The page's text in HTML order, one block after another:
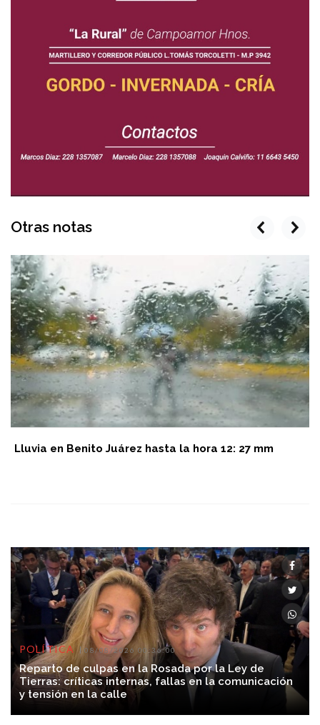
Otras notas
Lluvia en Benito Juárez hasta la hora 12: 27 mm
prev next
POLÍTICA 08/08/2026 00:36:00
Reparto de culpas en la Rosada por la Ley de
Tierras: críticas internas, fallas en la comunicación
y tensión en la calle